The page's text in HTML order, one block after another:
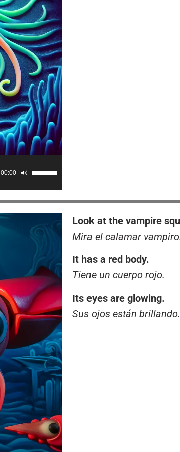
00:00
Use
increase
or
decrease
volume.
Look at the vampire
Mira el calamar
It has a red body.
Tiene un cuerpo rojo.
Its eyes are glowing.
Sus ojos están brillando.